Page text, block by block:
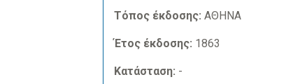
Τόπος έκδοσης: ΑΘΗΝΑ
Έτος έκδοσης: 1863
Κατάσταση: -